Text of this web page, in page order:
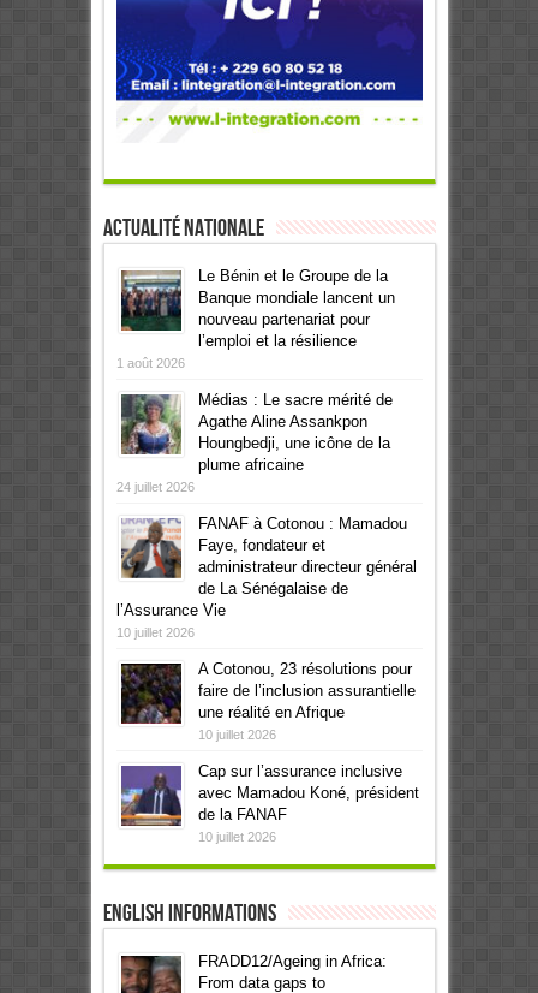
Actualité Nationale
Le Bénin et le Groupe de la
Banque mondiale lancent un
nouveau partenariat pour
l’emploi et la résilience
1 août 2026
Médias : Le sacre mérité de
Agathe Aline Assankpon
Houngbedji, une icône de la
plume africaine
24 juillet 2026
FANAF à Cotonou : Mamadou
Faye, fondateur et
administrateur directeur général
de La Sénégalaise de
l’Assurance Vie
10 juillet 2026
A Cotonou, 23 résolutions pour
faire de l’inclusion assurantielle
une réalité en Afrique
10 juillet 2026
Cap sur l’assurance inclusive
avec Mamadou Koné, président
de la FANAF
10 juillet 2026
English informations
FRADD12/Ageing in Africa:
From data gaps to